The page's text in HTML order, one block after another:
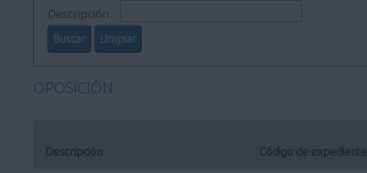
Descripción
OPOSICIÓN
Descripción Código de expediente